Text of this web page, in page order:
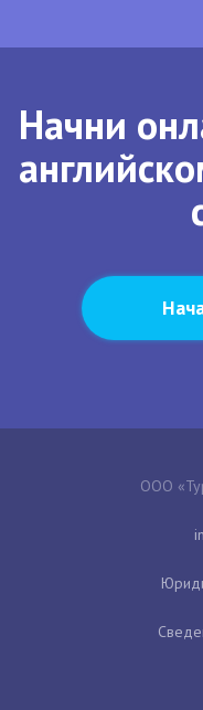
Начни
ООО